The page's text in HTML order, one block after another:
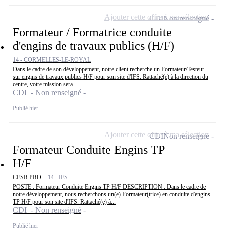
Formateur / Formatrice conduite
d'engins de travaux publics (H/F)
14 - CORMELLES-LE-ROYAL
Dans le cadre de son développement, notre client recherche un Formateur/Testeur
sur engins de travaux publics H/F pour son site d'IFS. Rattaché(e) à la direction du
centre, votre mission sera...
CDI - Non renseigné
Publié hier
CDINon renseigné
Ajouter cette offre à ma sélection
Formateur Conduite Engins TP
H/F
CESR PRO - 14 - IFS
POSTE : Formateur Conduite Engins TP H/F DESCRIPTION : Dans le cadre de
notre développement, nous recherchons un(e) Formateur(trice) en conduite d'engins
TP H/F pour son site d'IFS. Rattaché(e) à...
CDI - Non renseigné
Publié hier
CDINon renseigné
Ajouter cette offre à ma sélection